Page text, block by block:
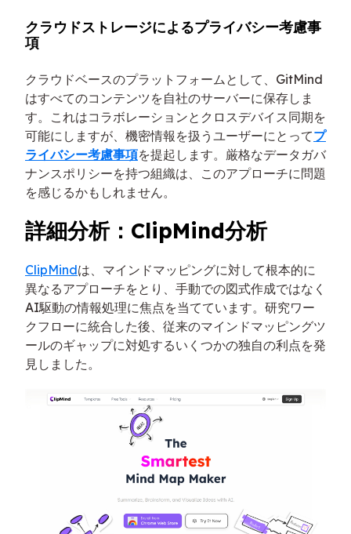
クラウドストレージによるプライバシー考慮事
項
クラウドベースのプラットフォームとして、GitMind
はすべてのコンテンツを自社のサーバーに保存しま
す。これはコラボレーションとクロスデバイス同期を
可能にしますが、機密情報を扱うユーザーにとってプ
ライバシー考慮事項を提起します。厳格なデータガバ
ナンスポリシーを持つ組織は、このアプローチに問題
を感じるかもしれません。
詳細分析：ClipMind分析
ClipMindは、マインドマッピングに対して根本的に
異なるアプローチをとり、手動での図式作成ではなく
AI駆動の情報処理に焦点を当てています。研究ワー
クフローに統合した後、従来のマインドマッピングツ
ールのギャップに対処するいくつかの独自の利点を発
見しました。